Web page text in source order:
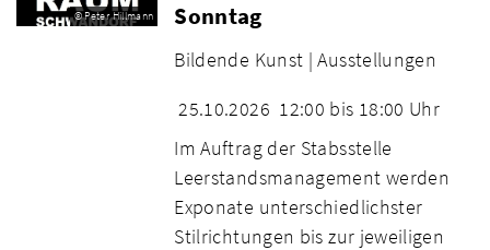
© Peter Hillmann
Sonntag
Bildende Kunst | Ausstellungen
25.10.2026 12:00 bis 18:00 Uhr
Im Auftrag der Stabsstelle
Leerstandsmanagement werden
Exponate unterschiedlichster
Stilrichtungen bis zur jeweiligen